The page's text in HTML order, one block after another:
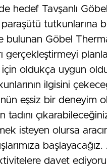
hedef Tavşanlı
paraşütü tutkunlarına
bulunan Göbel
gerçekleştirmeyi
oldukça uygun
ilgisini
eşsiz bir deneyim
tadını
isteyen olursa
davet